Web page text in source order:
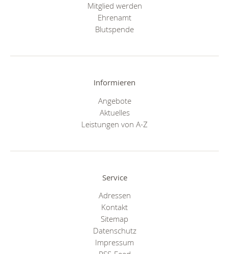
Mitglied werden
Ehrenamt
Blutspende
Informieren
Angebote
Aktuelles
Leistungen von A-Z
Service
Adressen
Kontakt
Sitemap
Datenschutz
Impressum